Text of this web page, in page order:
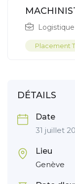
Placement
DÉTAILS
Date
31 juillet
Lieu
Genève